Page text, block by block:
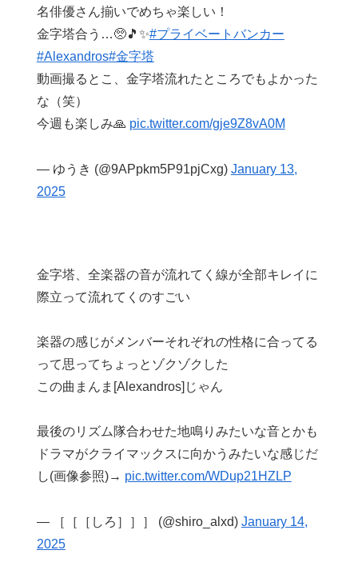
名俳優さん揃いでめちゃ楽しい！
金字塔合う…🥺🎵✨#プライベートバンカー
#Alexandros#金字塔
動画撮るとこ、金字塔流れたところでもよかった
な（笑）
今週も楽しみ🙏 pic.twitter.com/gje9Z8vA0M
— ゆうき (@9APpkm5P91pjCxg) January 13,
2025
金字塔、全楽器の音が流れてく線が全部キレイに
際立って流れてくのすごい
楽器の感じがメンバーそれぞれの性格に合ってる
って思ってちょっとゾクゾクした
この曲まんま[Alexandros]じゃん
最後のリズム隊合わせた地鳴りみたいな音とかも
ドラマがクライマックスに向かうみたいな感じだ
し(画像参照)→ pic.twitter.com/WDup21HZLP
— ［［［しろ］］］ (@shiro_alxd) January 14,
2025